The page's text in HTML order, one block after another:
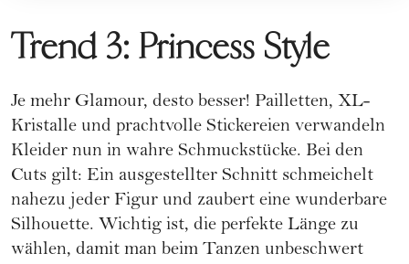
Trend 3: Princess Style
Je mehr Glamour, desto besser! Pailletten, XL-
Kristalle und prachtvolle Stickereien verwandeln
Kleider nun in wahre Schmuckstücke. Bei den
Cuts gilt: Ein ausgestellter Schnitt schmeichelt
nahezu jeder Figur und zaubert eine wunderbare
Silhouette. Wichtig ist, die perfekte Länge zu
wählen, damit man beim Tanzen unbeschwert